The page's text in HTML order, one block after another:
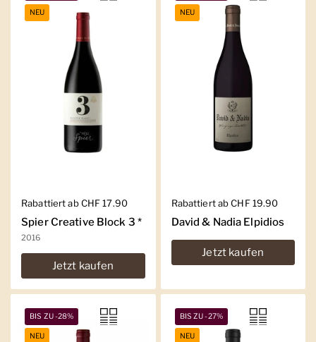
Regulärer Preis
Rabattiert ab CHF 17.90
Spier Creative Block 3 *
2016
Jetzt kaufen
NEU
Regulärer Preis
Rabattiert ab CHF 19.90
David & Nadia Elpidios
Jetzt kaufen
NEU
BIS ZU -28%
NEU
BIS ZU -27%
NEU